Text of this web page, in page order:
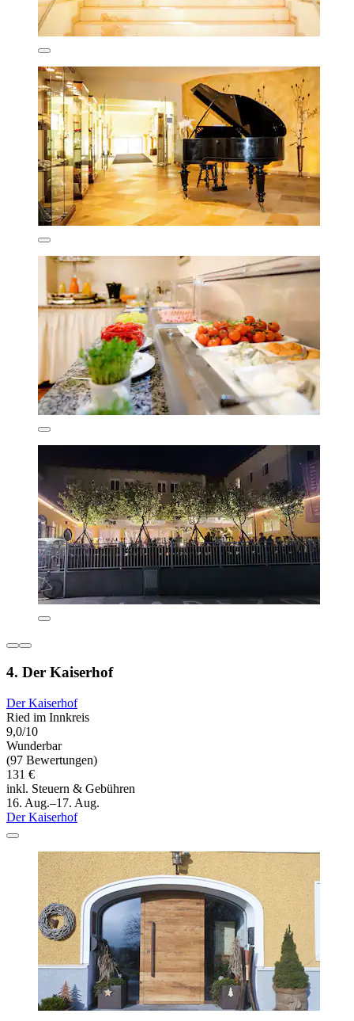
4. Der Kaiserhof
Der Kaiserhof
Ried im Innkreis
9,0/10
Wunderbar
(97 Bewertungen)
131 €
inkl. Steuern & Gebühren
16. Aug.–17. Aug.
Der Kaiserhof